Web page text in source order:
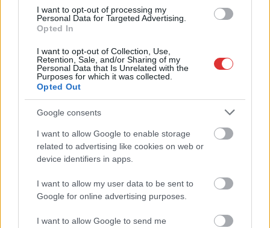
I want to opt-out of processing my
Personal Data for Targeted Advertising.
Opted In
I want to opt-out of Collection, Use,
Retention, Sale, and/or Sharing of my
Personal Data that Is Unrelated with the
Purposes for which it was collected.
Opted Out
Google consents
I want to allow Google to enable storage
related to advertising like cookies on web or
device identifiers in apps.
I want to allow my user data to be sent to
Google for online advertising purposes.
I want to allow Google to send me
Napokon belül megválasztja az új köztársasági elnököt az
Országgyűlés
Harmadfokú hőségriasztás az országban: Szolnokon klímát
javítottak, helikoptereket is bevetettek a tüzeknél
A zárkában rosszul lett, elájult – ilyen körülményekről
számoltak be a szolnoki börtönből
Váratlan fennakadás borította fel a Szolnok–Kecskemét
vasútvonal közlekedését
elbocsátott dolgozón segítene
kerékpárgyártás meghatározó szereplője